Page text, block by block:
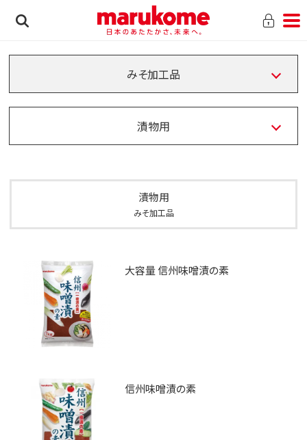
みそ加工品
漬物用
漬物用
みそ加工品
大容量 信州味噌漬の素
信州味噌漬の素